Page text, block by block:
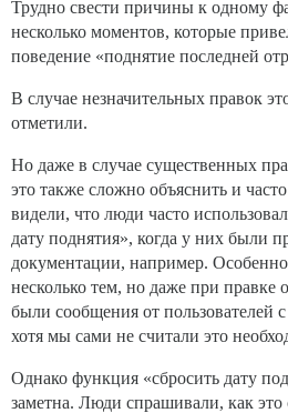
Трудно свести причины к одному
несколько моментов, которые
поведение «поднятие последней
В случае незначительных правок
отметили.
Но даже в случае существенных
это также сложно объяснить и
видели, что люди часто
дату поднятия», когда у них были
документации, например. Особенно
несколько тем, но даже при
были сообщения от пользователей с
хотя мы сами не считали это
Однако функция «сбросить дату
заметна. Люди спрашивали, как это